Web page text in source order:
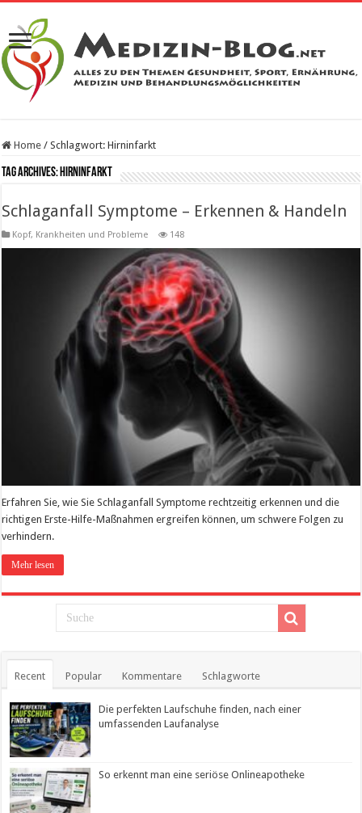
Home / Schlagwort:Hirninfarkt
Tag Archives:Hirninfarkt
Schlaganfall Symptome – Erkennen & Handeln
Kopf, Krankheiten und Probleme 148
Erfahren Sie, wie Sie Schlaganfall Symptome rechtzeitig erkennen und die
richtigen Erste-Hilfe-Maßnahmen ergreifen können, um schwere Folgen zu
verhindern.
Mehr lesen
Recent Popular Kommentare Schlagworte
Die perfekten Laufschuhe finden, nach einer
umfassenden Laufanalyse
So erkennt man eine seriöse Onlineapotheke